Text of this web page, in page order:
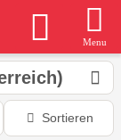
Menu
Sortieren